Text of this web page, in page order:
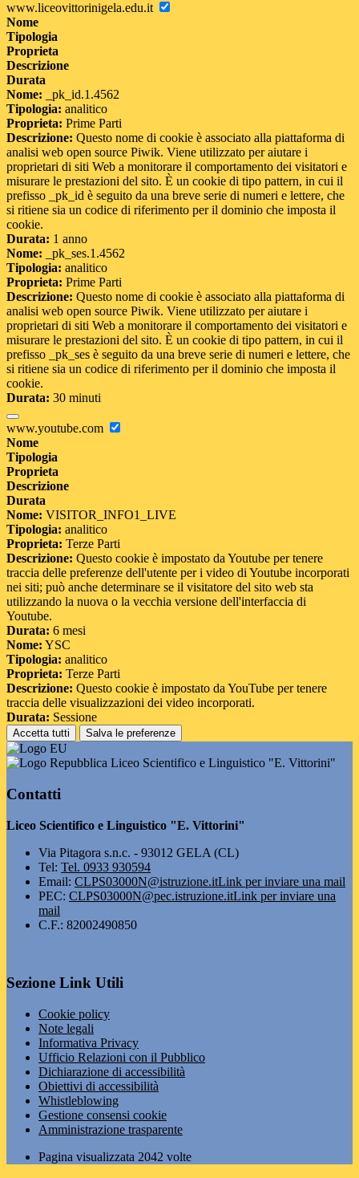
www.liceovittorinigela.edu.it
Nome
Tipologia
Proprieta
Descrizione
Durata
Nome: _pk_id.1.4562
Tipologia: analitico
Proprieta: Prime Parti
Descrizione: Questo nome di cookie è associato alla piattaforma di
analisi web open source Piwik. Viene utilizzato per aiutare i
proprietari di siti Web a monitorare il comportamento dei visitatori e
misurare le prestazioni del sito. È un cookie di tipo pattern, in cui il
prefisso _pk_id è seguito da una breve serie di numeri e lettere, che
si ritiene sia un codice di riferimento per il dominio che imposta il
cookie.
Durata: 1 anno
Nome: _pk_ses.1.4562
Tipologia: analitico
Proprieta: Prime Parti
Descrizione: Questo nome di cookie è associato alla piattaforma di
analisi web open source Piwik. Viene utilizzato per aiutare i
proprietari di siti Web a monitorare il comportamento dei visitatori e
misurare le prestazioni del sito. È un cookie di tipo pattern, in cui il
prefisso _pk_ses è seguito da una breve serie di numeri e lettere, che
si ritiene sia un codice di riferimento per il dominio che imposta il
cookie.
Durata: 30 minuti
www.youtube.com
Nome
Tipologia
Proprieta
Descrizione
Durata
Nome: VISITOR_INFO1_LIVE
Tipologia: analitico
Proprieta: Terze Parti
Descrizione: Questo cookie è impostato da Youtube per tenere
traccia delle preferenze dell'utente per i video di Youtube incorporati
nei siti; può anche determinare se il visitatore del sito web sta
utilizzando la nuova o la vecchia versione dell'interfaccia di
Youtube.
Durata: 6 mesi
Nome: YSC
Tipologia: analitico
Proprieta: Terze Parti
Descrizione: Questo cookie è impostato da YouTube per tenere
traccia delle visualizzazioni dei video incorporati.
Durata: Sessione
Accetta tutti Salva le preferenze
Liceo Scientifico e Linguistico "E. Vittorini"
Contatti
Liceo Scientifico e Linguistico "E. Vittorini"
Via Pitagora s.n.c. - 93012 GELA (CL)
Tel: Tel. 0933 930594
Email: CLPS03000N@istruzione.itLink per inviare una mail
PEC: CLPS03000N@pec.istruzione.itLink per inviare una
mail
C.F.: 82002490850
Sezione Link Utili
Cookie policy
Note legali
Informativa Privacy
Ufficio Relazioni con il Pubblico
Dichiarazione di accessibilità
Obiettivi di accessibilità
Whistleblowing
Gestione consensi cookie
Amministrazione trasparente
Pagina visualizzata 2042 volte